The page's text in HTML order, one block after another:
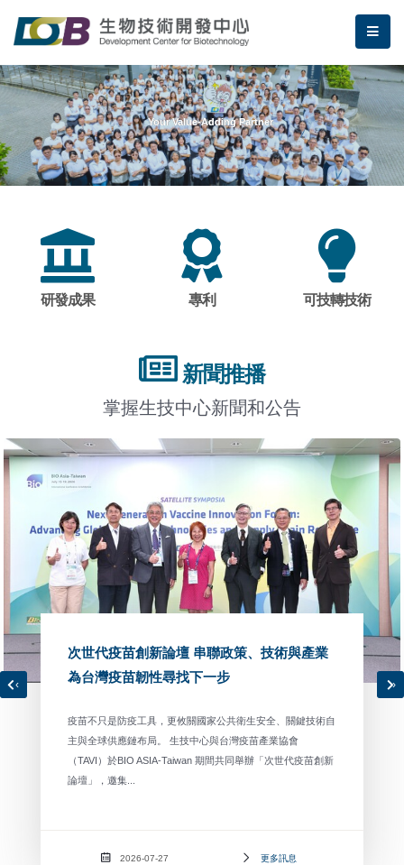
生物技術開發中心
:::
Your Value-Adding Partner
研發成果 專利 可技轉技術
新聞推播
掌握生技中心新聞和公告
次世代疫苗創新論壇 串聯政策、技術與產業
為台灣疫苗韌性尋找下一步
疫苗不只是防疫工具，更攸關國家公共衛生安全、關鍵技術自
主與全球供應鏈布局。 生技中心與台灣疫苗產業協會
（TAVI）於BIO ASIA-Taiwan 期間共同舉辦「次世代疫苗創新
論壇」，邀集...
2026-07-27 更多訊息
‹ ›